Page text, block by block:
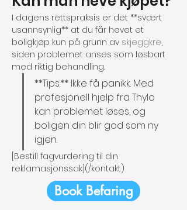
I dagens rettspraksis er det **svært
usannsynlig** at du får hevet et
boligkjøp kun på grunn av skjeggkre,
siden problemet anses som løsbart
med riktig behandling.
**Tips:** Ikke få panikk. Med
profesjonell hjelp fra Thylo
kan problemet løses, og
boligen din blir god som ny
igjen.
[Bestill fagvurdering til din
reklamasjonssak](/kontakt)
Book Befaring